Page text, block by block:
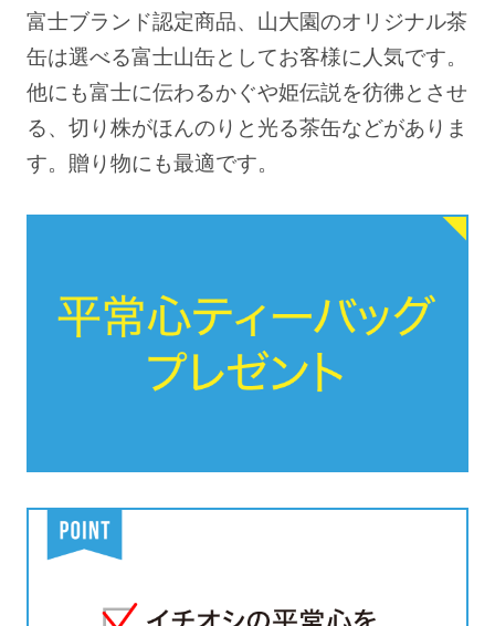
富士ブランド認定商品、山大園のオリジナル茶
缶は選べる富士山缶としてお客様に人気です。
他にも富士に伝わるかぐや姫伝説を彷彿とさせ
る、切り株がほんのりと光る茶缶などがありま
す。贈り物にも最適です。